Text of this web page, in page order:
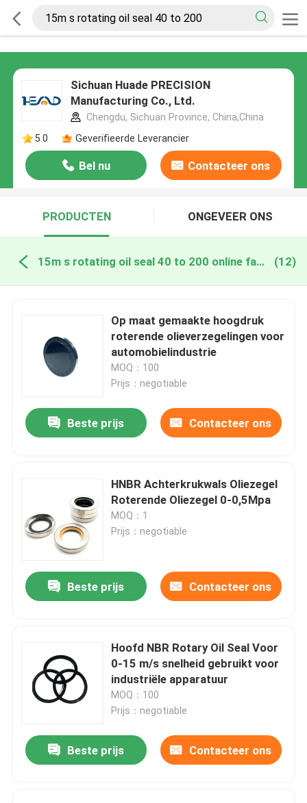
Sichuan Huade PRECISION
Manufacturing Co., Ltd.
Chengdu, Sichuan Province, China,China
5.0
Geverifieerde Leverancier
Bel nu Contacteer ons
PRODUCTEN ONGEVEER ONS
15m s rotating oil seal 40 to 200 online fabricage (12)
Op maat gemaakte hoogdruk
roterende olieverzegelingen voor
automobielindustrie
MOQ：100
Prijs：negotiable
Beste prijs Contacteer ons
HNBR Achterkrukwals Oliezegel
Roterende Oliezegel 0-0,5Mpa
MOQ：1
Prijs：negotiable
Beste prijs Contacteer ons
Hoofd NBR Rotary Oil Seal Voor
0-15 m/s snelheid gebruikt voor
industriële apparatuur
MOQ：100
Prijs：negotiable
Beste prijs Contacteer ons